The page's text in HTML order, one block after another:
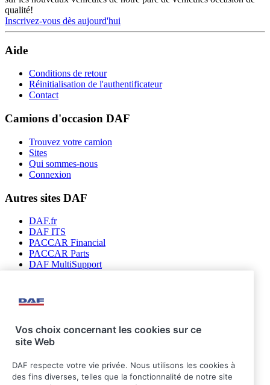
qualité!
Inscrivez-vous dès aujourd'hui
Aide
Conditions de retour
Réinitialisation de l'authentificateur
Contact
Camions d'occasion DAF
Trouvez votre camion
Sites
Qui sommes-nous
Connexion
Autres sites DAF
DAF.fr
DAF ITS
PACCAR Financial
PACCAR Parts
DAF MultiSupport
Suivez-nous
Vos choix concernant les cookies sur ce
site Web
DAF respecte votre vie privée. Nous utilisons les cookies à
des fins diverses, telles que la fonctionnalité de notre site